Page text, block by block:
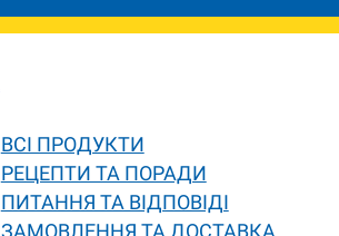
ВСІ ПРОДУКТИ
РЕЦЕПТИ ТА ПОРАДИ
ПИТАННЯ ТА ВІДПОВІДІ